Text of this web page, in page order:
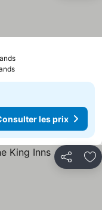
Consulter les prix
les prix
les prix
Partager